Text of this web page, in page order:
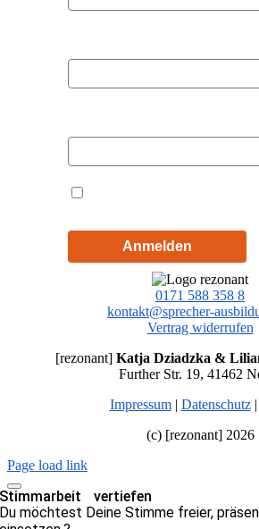
Anmelden
0171 588 358 8
kontakt@sprecher-
Vertrag widerrufen
[rezonant] Katja Dziadzka &
Further Str. 19, 41462
Impressum| Datenschutz|
(c) [rezonant] 2026
Page load link
Stimmarbeit vertiefen
Du möchtest Deine Stimme freier,